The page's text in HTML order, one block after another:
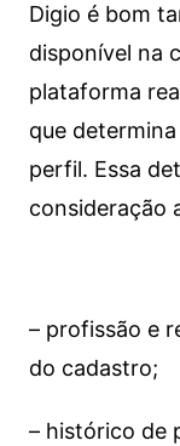
Digio é bom
disponível na
plataforma
que
perfil. Essa
consideração
– profissão e
do cadastro;
– histórico de